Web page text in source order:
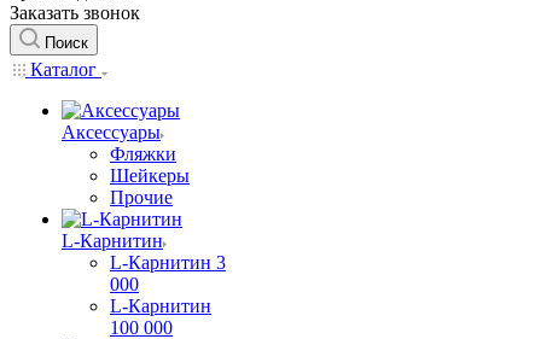
Заказать звонок
Поиск
Каталог
Аксессуары
Фляжки
Шейкеры
Прочие
L-Карнитин
L-Карнитин 3
000
L-Карнитин
100 000